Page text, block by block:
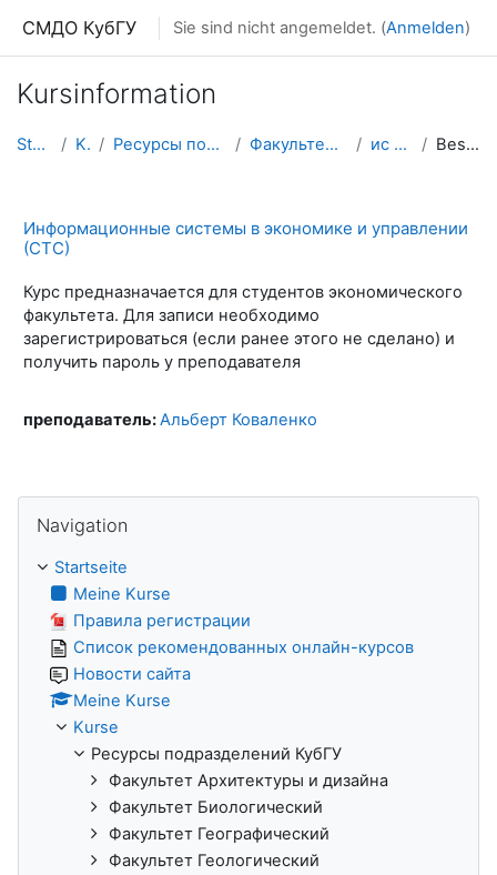
СМДО КубГУ Sie sind nicht angemeldet. (Anmelden)
Kursinformation
Startseite Kurse Ресурсы подразделений КубГУ Факультет Экономический ис в эк и упр Beschreibung
Информационные системы в экономике и управлении
(СТС)
Курс предназначается для студентов экономического
факультета. Для записи необходимо
зарегистрироваться (если ранее этого не сделано) и
получить пароль у преподавателя
преподаватель:Альберт Коваленко
Navigation
Startseite
Meine Kurse
Правила регистрации
Список рекомендованных онлайн-курсов
Новости сайта
Meine Kurse
Kurse
Ресурсы подразделений КубГУ
Факультет Архитектуры и дизайна
Факультет Биологический
Факультет Географический
Факультет Геологический